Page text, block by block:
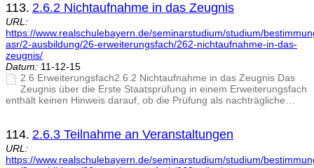
113. 2.6.2 Nichtaufnahme in das Zeugnis
URL:
https://www.realschulebayern.de/seminarstudium/studium/
asr/2-ausbildung/26-erweiterungsfach/262-nichtaufnahme-in-das-
zeugnis/
Datum: 11-12-15
2.6 Erweiterungsfach2.6.2 Nichtaufnahme in das Zeugnis Das
Zeugnis über die Erste Staatsprüfung in einem Erweiterungsfach
enthält keinen Hinweis darauf, ob die Prüfung als nachträgliche…
114. 2.6.3 Teilnahme an Veranstaltungen
URL:
https://www.realschulebayern.de/seminarstudium/studium/